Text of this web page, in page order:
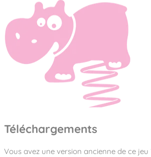
Téléchargements
Vous avez une version ancienne de ce jeu